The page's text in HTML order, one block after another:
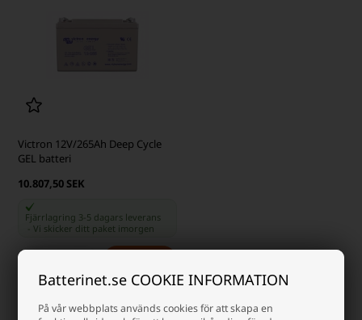
Batterinet.se COOKIE INFORMATION
På vår webbplats används cookies för att skapa en
Victron 12V/265Ah Deep Cycle
GEL batteri
10.807,50 SEK
Fjärrlagring 3-5 dagars leverans
-Vi skicker ditt paket imorgen